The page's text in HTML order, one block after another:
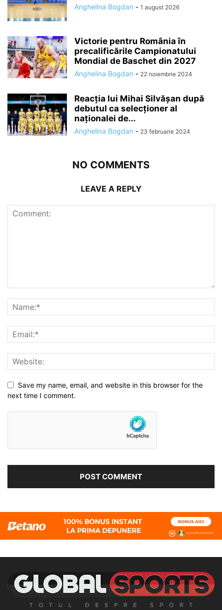
Anghelina Bogdan - 1 august 2026
Victorie pentru România în
precalificările Campionatului
Mondial de Baschet din 2027
Anghelina Bogdan - 22 noiembrie 2024
Reacția lui Mihai Silvășan după
debutul ca selecționer al
naționalei de...
Anghelina Bogdan - 23 februarie 2024
NO COMMENTS
LEAVE A REPLY
Save my name, email, and website in this browser for the
next time I comment.